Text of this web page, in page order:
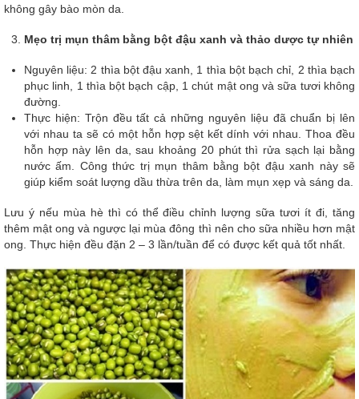
không gây bào mòn da.
Mẹo trị mụn thâm bằng bột đậu xanh và thảo dược tự nhiên
Nguyên liệu: 2 thìa bột đậu xanh, 1 thìa bột bạch chỉ, 2 thìa bạch
phục linh, 1 thìa bột bạch cập, 1 chút mật ong và sữa tươi không
đường.
Thực hiện: Trộn đều tất cả những nguyên liệu đã chuẩn bị lên
với nhau ta sẽ có một hỗn hợp sệt kết dính với nhau. Thoa đều
hỗn hợp này lên da, sau khoảng 20 phút thì rửa sạch lại bằng
nước ấm. Công thức trị mụn thâm bằng bột đậu xanh này sẽ
giúp kiểm soát lượng dầu thừa trên da, làm mụn xẹp và sáng da.
Lưu ý nếu mùa hè thì có thể điều chỉnh lượng sữa tươi ít đi, tăng
thêm mật ong và ngược lại mùa đông thì nên cho sữa nhiều hơn mật
ong. Thực hiện đều đặn 2 – 3 lần/tuần để có được kết quả tốt nhất.